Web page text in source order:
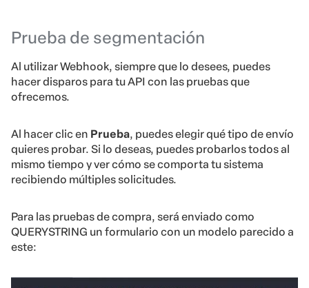
Prueba de segmentación
Al utilizar Webhook, siempre que lo desees, puedes
hacer disparos para tu API con las pruebas que
ofrecemos.
Al hacer clic en Prueba, puedes elegir qué tipo de envío
quieres probar. Si lo deseas, puedes probarlos todos al
mismo tiempo y ver cómo se comporta tu sistema
recibiendo múltiples solicitudes.
Para las pruebas de compra, será enviado como
QUERYSTRING un formulario con un modelo parecido a
este: